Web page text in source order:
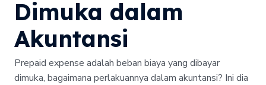
Dimuka dalam
Akuntansi
Prepaid expense adalah beban biaya yang dibayar
dimuka, bagaimana perlakuannya dalam akuntansi? Ini dia